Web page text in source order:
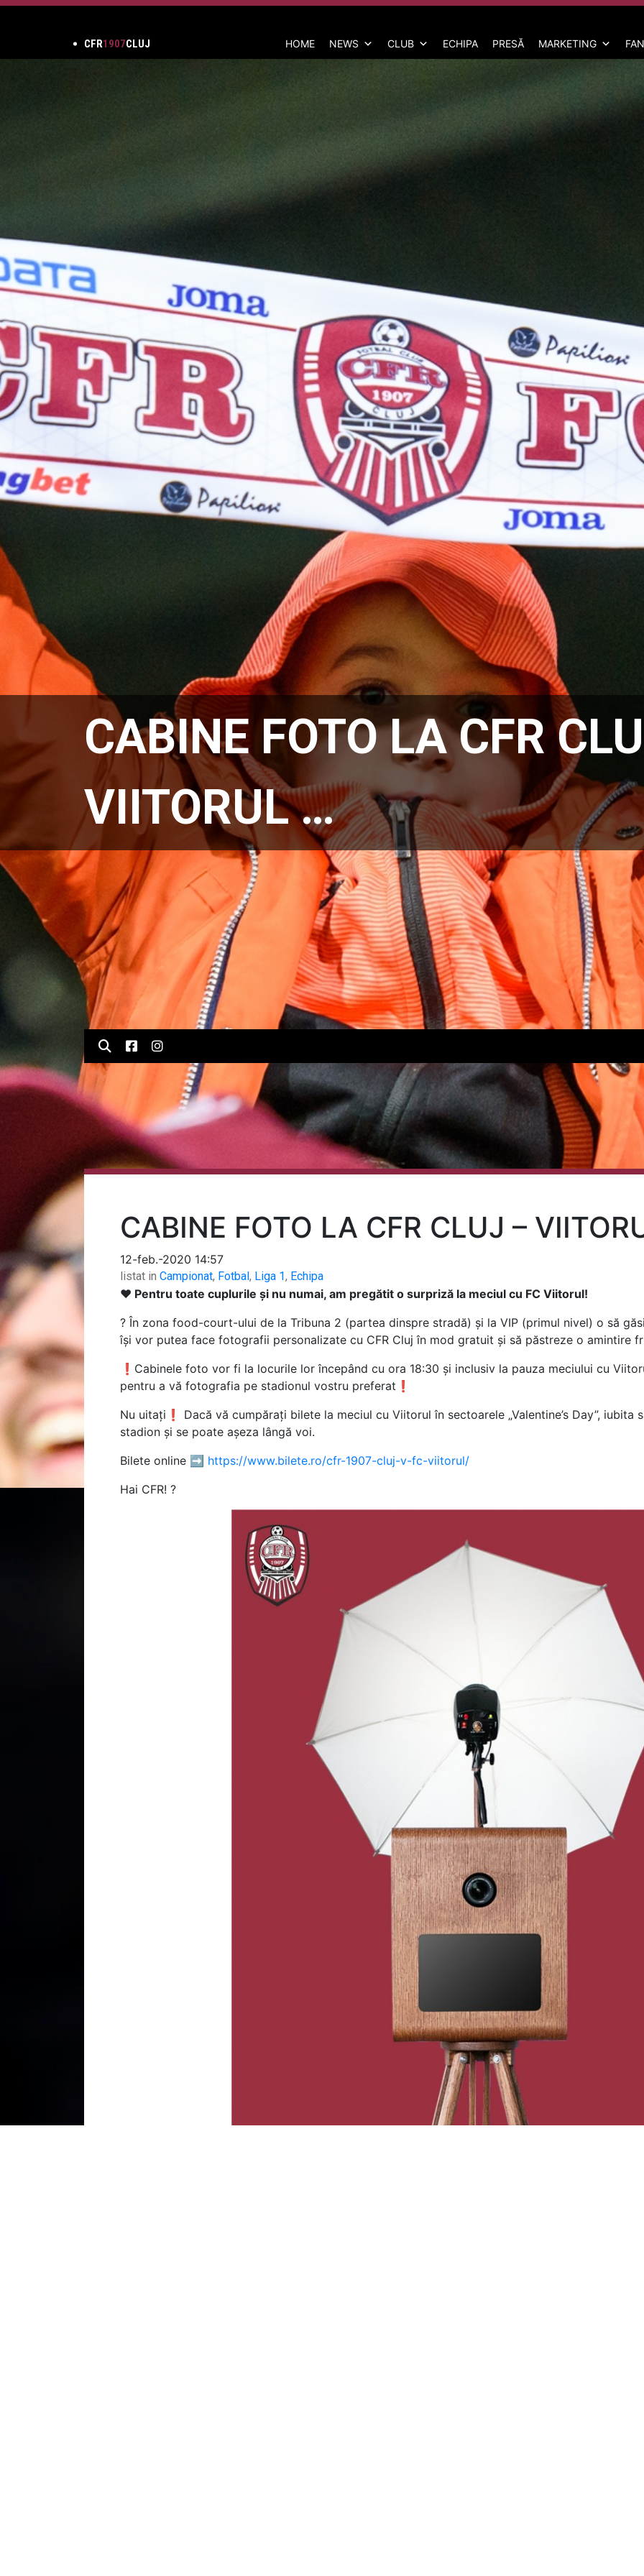
CFR1907CLUJ HOME NEWS CLUB ECHIPA PRESĂ MARKETING
CABINE FOTO LA CFR
VIITORUL …
CABINE FOTO LA CFR CLUJ –
12-feb.-2020 14:57
listat in Campionat, Fotbal , Liga 1, Echipa
❤ Pentru toate cuplurile și nu numai, am pregătit o surpriză la meciul cu FC Viitorul!
? În zona food-court-ului de la Tribuna 2 (partea dinspre stradă) și la VIP (primul nivel) o să
își vor putea face fotografii personalizate cu CFR Cluj în mod gratuit și să păstreze o amintire
❗Cabinele foto vor fi la locurile lor începând cu ora 18:30 și inclusiv la pauza meciului cu
pentru a vă fotografia pe stadionul vostru preferat❗
Nu uitați❗ Dacă vă cumpărați bilete la meciul cu Viitorul în sectoarele „Valentine’s Day”, iubita
stadion și se poate așeza lângă voi.
Bilete online ➡ https://www.bilete.ro/cfr-1907-cluj-v-fc-viitorul/
Hai CFR! ?